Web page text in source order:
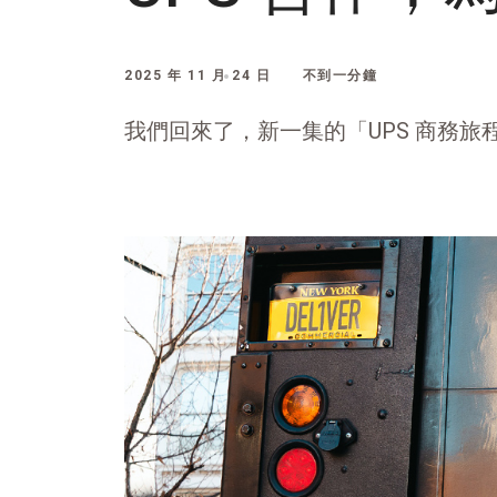
2025 年 11 月 24 日 不到一分鐘
我們回來了，新一集的「UPS 商務旅